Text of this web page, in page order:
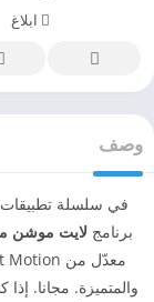
ابلاغ
وصف
في سلسلة تطبيقات
برنامج لايت موشن مهكر